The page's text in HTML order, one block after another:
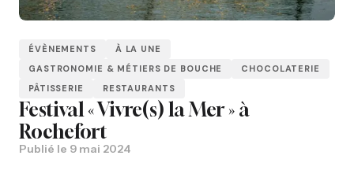
ÉVÈNEMENTS
À LA UNE
GASTRONOMIE & MÉTIERS DE BOUCHE
CHOCOLATERIE
PÂTISSERIE
RESTAURANTS
Festival « Vivre(s) la Mer » à
Rochefort
Publié le 9 mai 2024